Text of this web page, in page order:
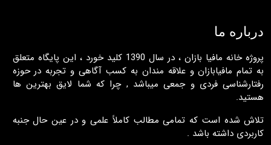
درباره ما
پروژه خانه مافيا بازان ، در سال 1390 کليد خورد ، اين پايگاه متعلق
به تمام مافيابازان و علاقه مندان به کسب آگاهی و تجربه در حوزه
رفتارشناسی فردی و جمعی ميباشد , چرا که شما لايق بهترين ها
هستيد.
تلاش شده است که تمامی مطالب کاملاً علمی و در عين حال جنبه
کاربردی داشته باشد .